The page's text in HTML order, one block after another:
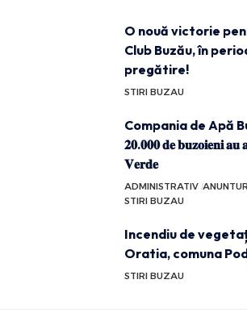
O nouă victorie
Club Buzău, în
pregătire!
STIRI BUZAU
Compania de Apă
𝟐𝟎.𝟎𝟎𝟎 𝐝𝐞 𝐛𝐮𝐳𝐨𝐢𝐞𝐧𝐢 𝐚𝐮
𝐕𝐞𝐫𝐝𝐞
ADMINISTRATIV
STIRI BUZAU
Incendiu de
Oratia, comuna
STIRI BUZAU